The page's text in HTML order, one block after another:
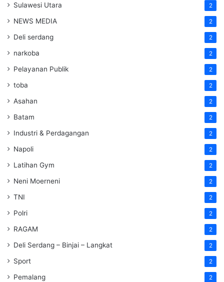
Sulawesi Utara 2
NEWS MEDIA 2
Deli serdang 2
narkoba 2
Pelayanan Publik 2
toba 2
Asahan 2
Batam 2
Industri & Perdagangan 2
Napoli 2
Latihan Gym 2
Neni Moerneni 2
TNI 2
Polri 2
RAGAM 2
Deli Serdang – Binjai – Langkat 2
Sport 2
Pemalang 2